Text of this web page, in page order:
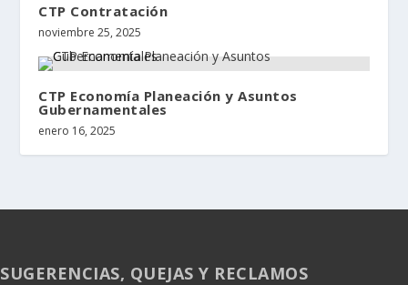
CTP Contratación
noviembre 25, 2025
CTP Economía Planeación y Asuntos
Gubernamentales
enero 16, 2025
SUGERENCIAS, QUEJAS Y RECLAMOS